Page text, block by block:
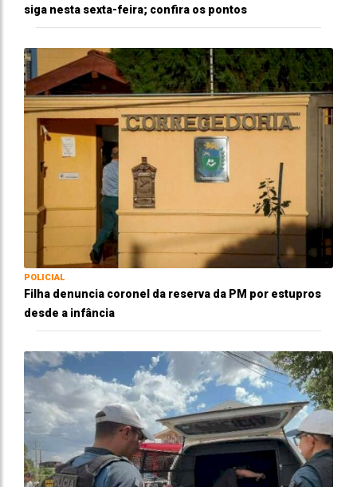
siga nesta sexta-feira; confira os pontos
POLICIAL
Filha denuncia coronel da reserva da PM por estupros
desde a infância